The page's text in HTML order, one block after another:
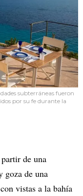
subterráneas fueron
por su fe durante la
de una
goza de una
vistas a la bahía